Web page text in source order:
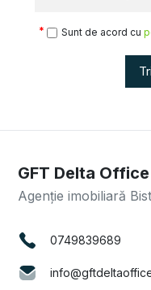
Sunt de acord cu
GFT Delta
Agenție imobiliară
0749839689